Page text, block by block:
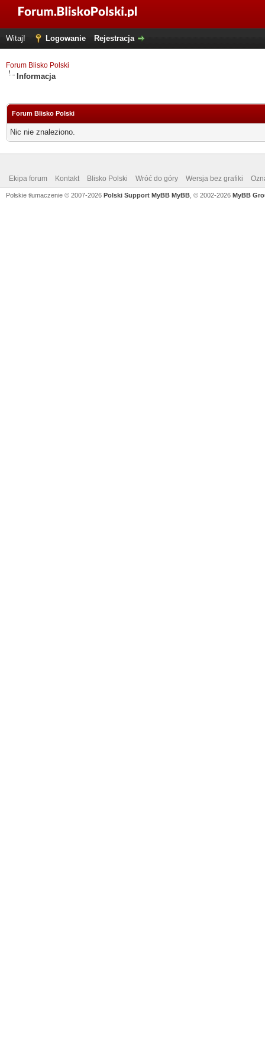
Witaj! Logowanie Rejestracja
Forum Blisko Polski
Informacja
Forum Blisko Polski
Nic nie znaleziono.
Ekipa forum Kontakt Blisko Polski Wróć do góry Wersja bez grafiki
Polskie tłumaczenie © 2007-2026 Polski Support MyBB MyBB , © 2002-2026 MyBB